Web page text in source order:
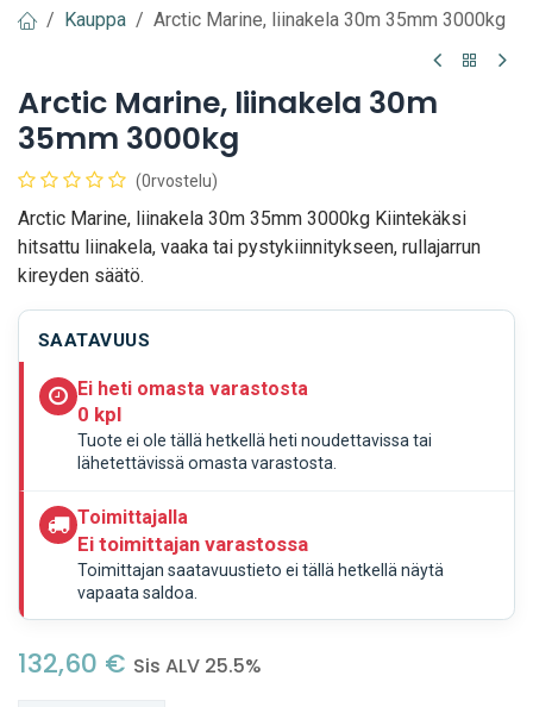
Kauppa Arctic Marine, liinakela 30m 35mm 3000kg
Arctic Marine, liinakela 30m
35mm 3000kg
(0rvostelu)
Arctic Marine, liinakela 30m 35mm 3000kg Kiintekäksi
hitsattu liinakela, vaaka tai pystykiinnitykseen, rullajarrun
kireyden säätö.
SAATAVUUS
Ei heti omasta varastosta
0 kpl
Tuote ei ole tällä hetkellä heti noudettavissa tai
lähetettävissä omasta varastosta.
Toimittajalla
Ei toimittajan varastossa
Toimittajan saatavuustieto ei tällä hetkellä näytä
vapaata saldoa.
132,60 € Sis ALV 25.5%